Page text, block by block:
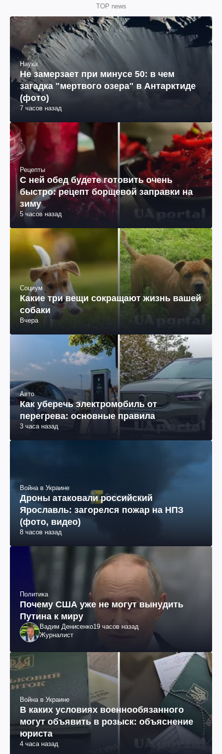
TOP news
Наука
Не замерзает при минусе 50: в чем
загадка "мертвого озера" в Антарктиде
(фото)
7 часов назад
Рецепты
С ней обед будете готовить очень
быстро: рецепт борщевой заправки на
зиму
5 часов назад
Социум
Какие три вещи сокращают жизнь вашей
собаки
Вчера
Авто
Как уберечь электромобиль от
перегрева: основные правила
3 часа назад
Война в Украине
Дроны атаковали российский
Ярославль: загорелся пожар на НПЗ
(фото, видео)
8 часов назад
Политика
Почему США уже не могут вынудить
Путина к миру
Вадим Денисенко19 часов назад
Журналист
Война в Украине
В каких условиях военнообязанного
могут объявить в розыск: объяснение
юриста
4 часа назад